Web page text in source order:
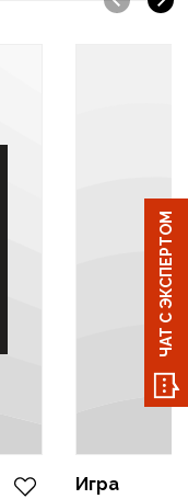
Игра
ЧАТ С ЭКСПЕРТОМ